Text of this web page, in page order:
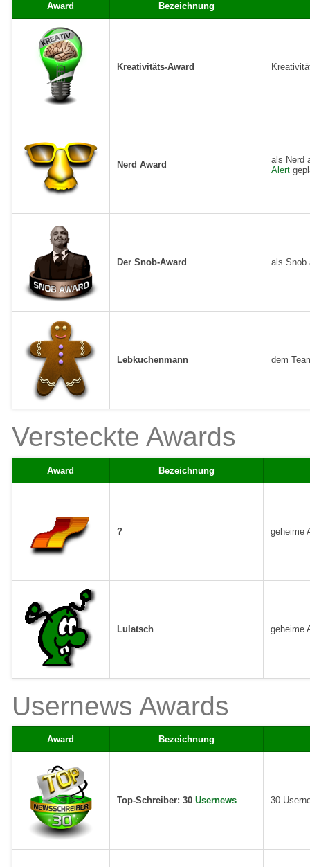
Award Bezeichnung
Kreativitäts-Award
Nerd Award
als Nerd
Alert
Der Snob-Award als Snob
Lebkuchenmann dem
Versteckte Awards
Award Bezeichnung
? geheime
Lulatsch geheime
Usernews Awards
Award Bezeichnung
Top-Schreiber: 30 Usernews 30